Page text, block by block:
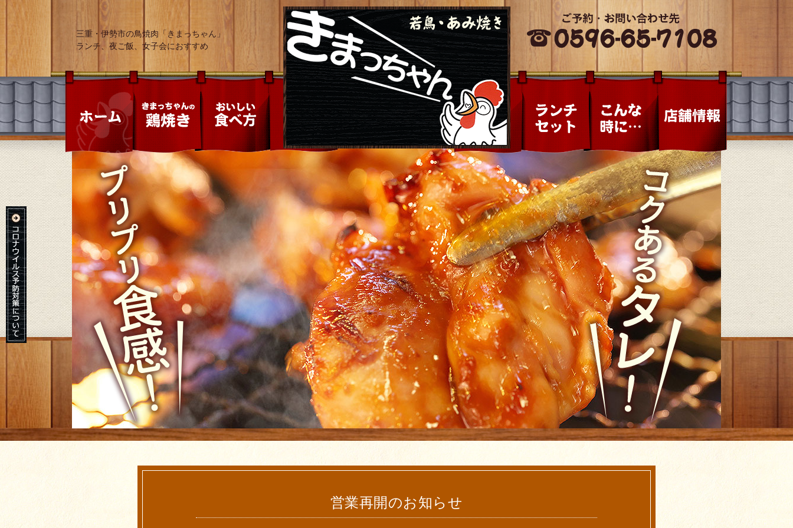
三重・伊勢市の鳥焼肉「きまっちゃん」
ランチ、夜ご飯、女子会におすすめ
営業再開のお知らせ